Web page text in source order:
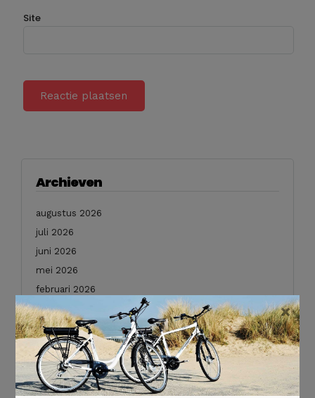
Site
Archieven
augustus 2026
juli 2026
juni 2026
mei 2026
februari 2026
januari 2026
december 2025
november 2025
oktober 2025
augustus 2025
×